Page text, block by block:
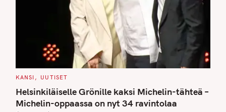
C
T
E
G
O
KANSI UUTISET
Helsinkiläiselle Grönille kaksi Michelin-tähteä –
Michelin-oppaassa on nyt 34 ravintolaa